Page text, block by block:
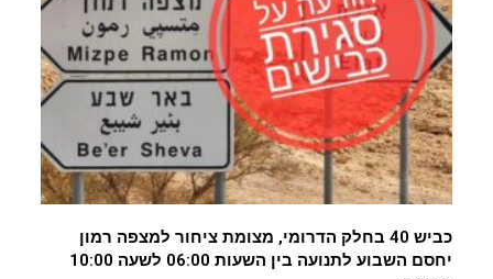
כביש 40 בחלק הדרומי, מצומת ציחור למצפה רמון
יחסם השבוע לתנועה בין השעות 06:00 לשעה 10:00